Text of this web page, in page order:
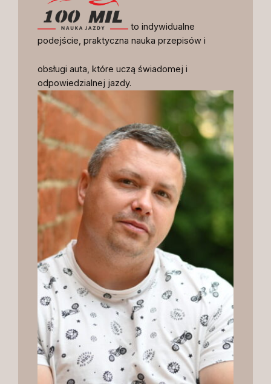
to indywidualne
podejście, praktyczna nauka przepisów i
obsługi auta, które uczą świadomej i
odpowiedzialnej jazdy.